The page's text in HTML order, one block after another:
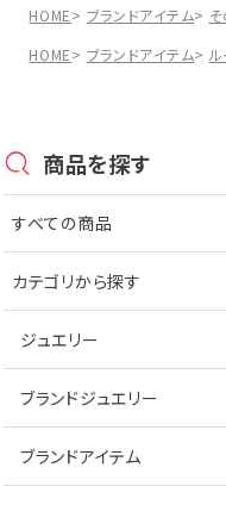
HOME ブランドアイテム
HOME
ブランドアイテム ル
商品を探す
すべての商品
カテゴリから探す
ジュエリー
アイテムで探す
ブランドジュエリー
アイテムで探す
ブランドアイテム